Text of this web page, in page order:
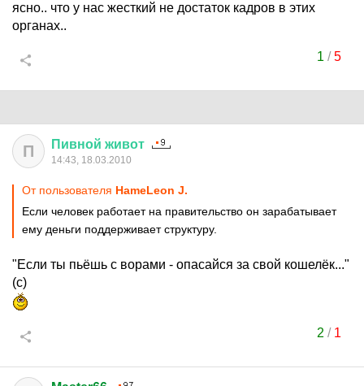
ясно.. что у нас жесткий не достаток кадров в этих
органах..
1 /5
П Пивной живот
14:43, 18.03.2010
От пользователя HameLeon J.
Если человек работает на правительство он зарабатывает
ему деньги поддерживает структуру.
"Если ты пьёшь с ворами - опасайся за свой кошелёк..."
(с)
2 / 1